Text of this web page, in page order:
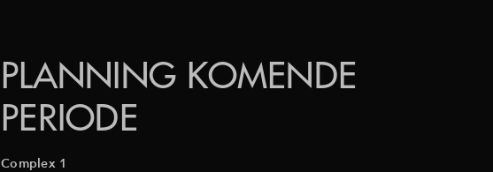
PLANNING KOMENDE
PERIODE
Complex 1